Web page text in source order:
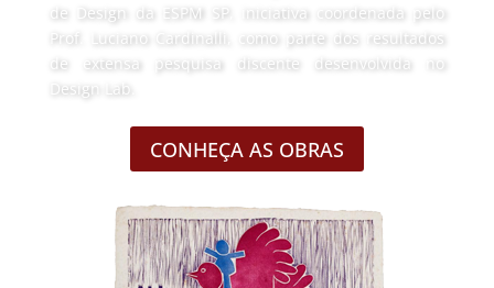
de Design da ESPM SP, iniciativa coordenada pelo
Prof. Luciano Cardinalli, como parte dos resultados
de extensa pesquisa discente desenvolvida no
Design Lab.
CONHEÇA AS OBRAS